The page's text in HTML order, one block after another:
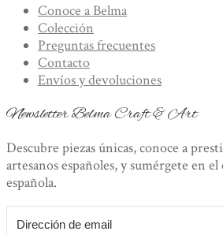
Conoce a Belma
Colección
Preguntas frecuentes
Contacto
Envíos y devoluciones
Newsletter Belma Craft & Art
Descubre piezas únicas, conoce a
artesanos españoles, y sumérgete en
española.